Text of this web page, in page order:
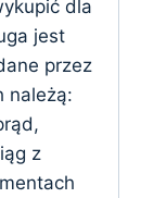
dla
jest
przez
należą:
z